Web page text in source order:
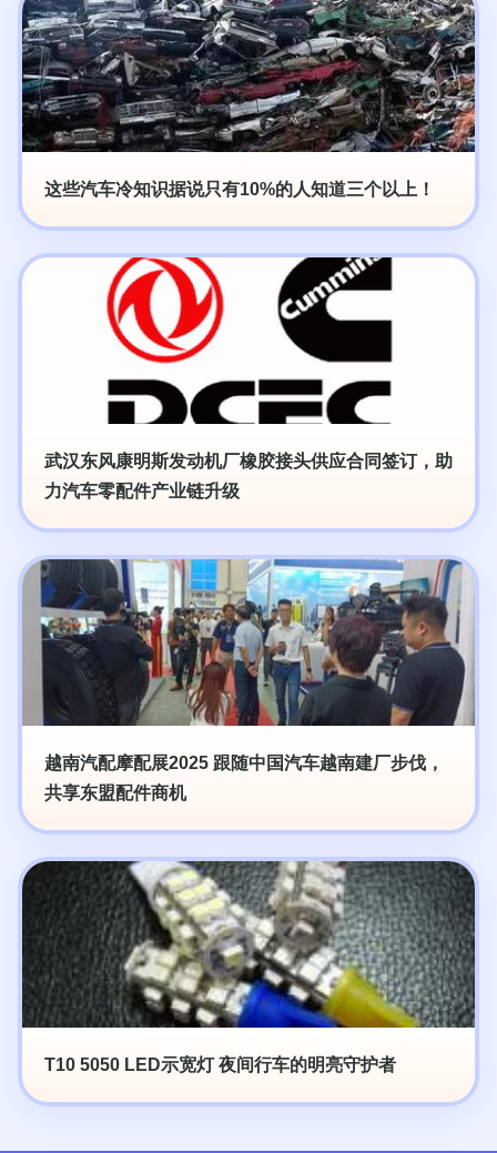
这些汽车冷知识据说只有10%的人知道三个以上！
武汉东风康明斯发动机厂橡胶接头供应合同签订，助
力汽车零配件产业链升级
越南汽配摩配展2025 跟随中国汽车越南建厂步伐，
共享东盟配件商机
T10 5050 LED示宽灯 夜间行车的明亮守护者